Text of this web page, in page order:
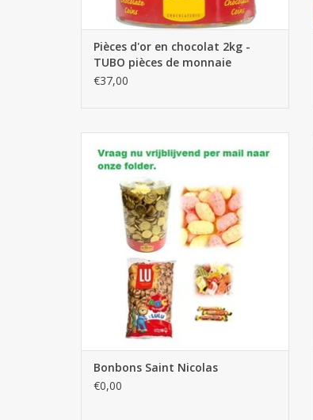
Pièces d'or en chocolat 2kg -
TUBO pièces de monnaie
€37,00
AJOUTER AU PANIER
Bonbons Saint Nicolas
€0,00